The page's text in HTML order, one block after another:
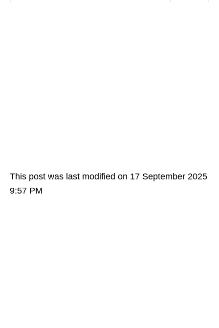
This post was last modified on 17 September 2025
9:57 PM